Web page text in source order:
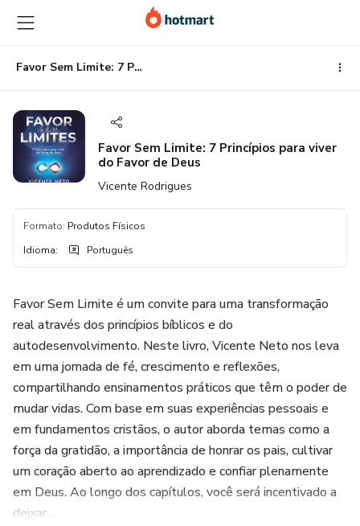
para
o
conteúdo
principal
para
o
pagamento
para
o
rodapé
Favor Sem Limite: 7 Princípios para viver do Favor de Deus
Favor Sem Limite: 7 Princípios para viver
do Favor de Deus
Vicente Rodrigues
Formato: Produtos Físicos
Idioma: Português
Favor Sem Limite é um convite para uma transformação
real através dos princípios bíblicos e do
autodesenvolvimento. Neste livro, Vicente Neto nos leva
em uma jornada de fé, crescimento e reflexões,
compartilhando ensinamentos práticos que têm o poder de
mudar vidas. Com base em suas experiências pessoais e
em fundamentos cristãos, o autor aborda temas como a
força da gratidão, a importância de honrar os pais, cultivar
um coração aberto ao aprendizado e confiar plenamente
em Deus. Ao longo dos capítulos, você será incentivado a
deixar ...